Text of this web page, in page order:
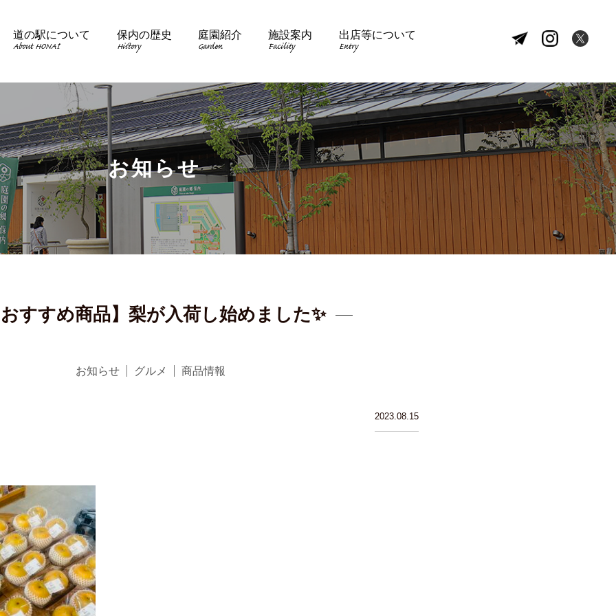
道の駅について
About HONAI
保内の歴史
History
庭園紹介
Garden
施設案内
Facility
出店等について
Entry
お知らせ
すすめ商品】梨が入荷し始めました✨
お知らせ グルメ 商品情報
2023.08.15